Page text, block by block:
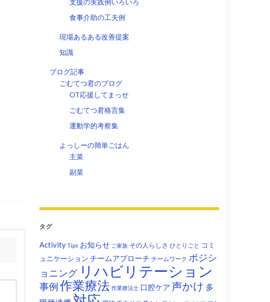
支援の実践例いろいろ
食事介助の工夫例
現場あるある改善提案
知識
ブログ記事
ごむてつ君のブログ
OT応援してまっせ
ごむてつ君格言集
運動学的考察集
よっしーの簡単ごはん
主菜
副菜
タグ
Activity Tips お知らせ ご家族 その人らしさ ひとりごと コミ
ュニケーション チームアプローチ チームワーク ポジシ
ョニング リハビリテーション
事例作業療法 作業療法士 口腔ケア 声かけ 多